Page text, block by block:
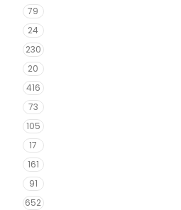
79
24
230
20
416
73
105
17
161
91
652